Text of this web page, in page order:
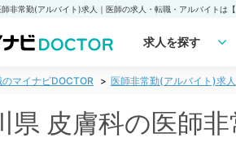
求人を探す
マイナビDOCTOR 医師非常勤(アルバイト)求人
県 皮膚科の医師